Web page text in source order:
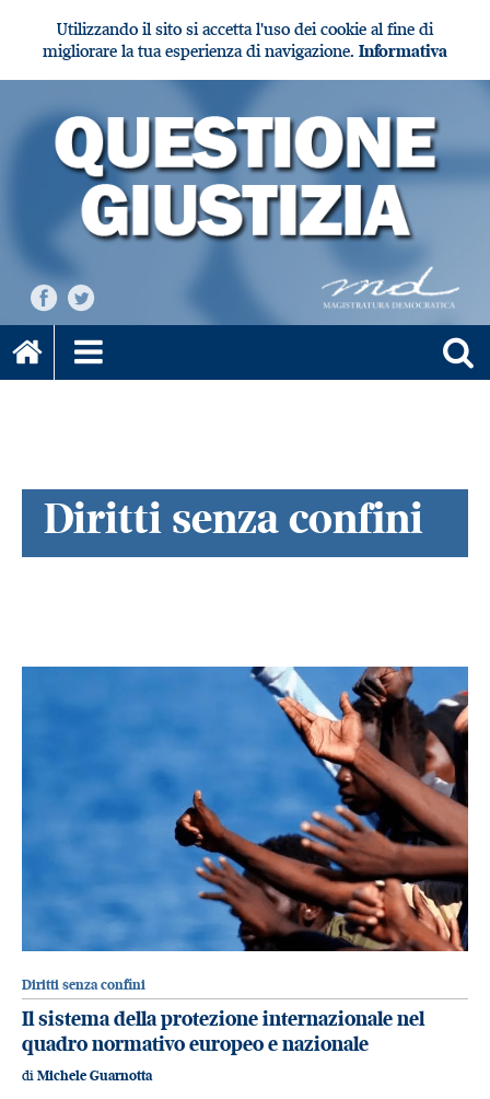
Utilizzando il sito si accetta l'uso dei cookie al fine di
migliorare la tua esperienza di navigazione. Informativa
Diritti senza confini
Diritti senza confini
Il sistema della protezione internazionale nel
quadro normativo europeo e nazionale
di Michele Guarnotta